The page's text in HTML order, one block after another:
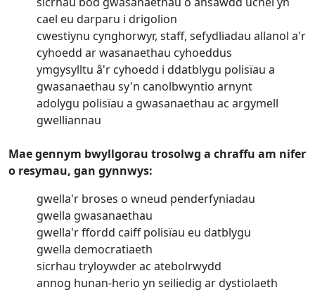
cael eu darparu i drigolion
cwestiynu cynghorwyr, staff, sefydliadau allanol a'r
cyhoedd ar wasanaethau cyhoeddus
ymgysylltu â'r cyhoedd i ddatblygu polisïau a
gwasanaethau sy'n canolbwyntio arnynt
adolygu polisïau a gwasanaethau ac argymell
gwelliannau
Mae gennym bwyllgorau trosolwg a chraffu am nifer
o resymau, gan gynnwys:
gwella'r broses o wneud penderfyniadau
gwella gwasanaethau
gwella'r ffordd caiff polisïau eu datblygu
gwella democratiaeth
sicrhau tryloywder ac atebolrwydd
annog hunan-herio yn seiliedig ar dystiolaeth